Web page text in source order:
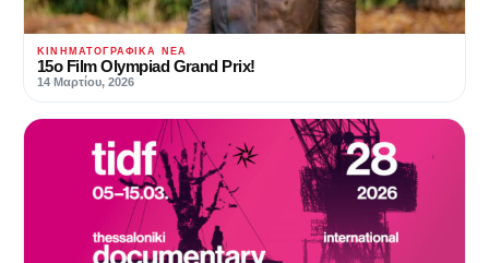
ΚΙΝΗΜΑΤΟΓΡΑΦΙΚΆ ΝΈΑ
15ο Film Olympiad Grand Prix!
14 Μαρτίου, 2026